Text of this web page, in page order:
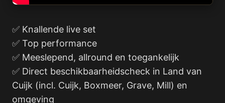
✅ Knallende live set
✅ Top performance
✅ Meeslepend, allround en toegankelijk
✅ Direct beschikbaarheidscheck in Land van
Cuijk (incl. Cuijk, Boxmeer, Grave, Mill) en
omgeving